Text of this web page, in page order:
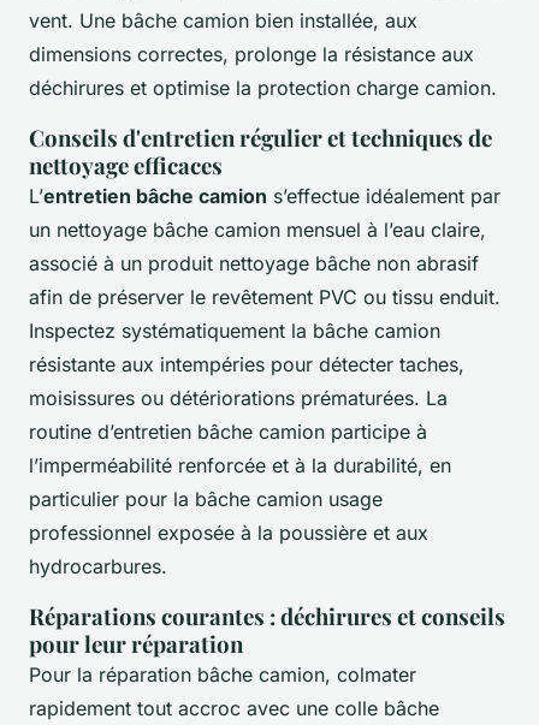
vent. Une bâche camion bien installée, aux
dimensions correctes, prolonge la résistance aux
déchirures et optimise la protection charge camion.
Conseils d'entretien régulier et techniques de
nettoyage efficaces
L’entretien bâche camion s’effectue idéalement par
un nettoyage bâche camion mensuel à l’eau claire,
associé à un produit nettoyage bâche non abrasif
afin de préserver le revêtement PVC ou tissu enduit.
Inspectez systématiquement la bâche camion
résistante aux intempéries pour détecter taches,
moisissures ou détériorations prématurées. La
routine d’entretien bâche camion participe à
l’imperméabilité renforcée et à la durabilité, en
particulier pour la bâche camion usage
professionnel exposée à la poussière et aux
hydrocarbures.
Réparations courantes : déchirures et conseils
pour leur réparation
Pour la réparation bâche camion, colmater
rapidement tout accroc avec une colle bâche